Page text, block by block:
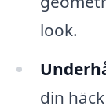
look.
din